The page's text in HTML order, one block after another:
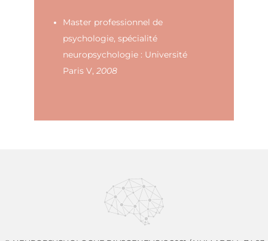
Master professionnel de
psychologie, spécialité
neuropsychologie : Université
Paris V, 2008